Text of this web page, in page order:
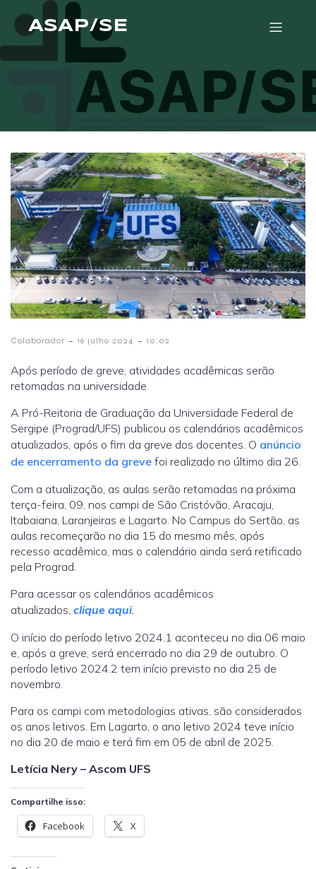
ASAP/SE
Colaborador - 16 julho 2024 - 10:02
Após período de greve, atividades acadêmicas serão
retomadas na universidade
A Pró-Reitoria de Graduação da Universidade Federal de
Sergipe (Prograd/UFS) publicou os calendários acadêmicos
atualizados, após o fim da greve dos docentes. O anúncio
de encerramento da greve foi realizado no último dia 26.
Com a atualização, as aulas serão retomadas na próxima
terça-feira, 09, nos campi de São Cristóvão, Aracaju,
Itabaiana, Laranjeiras e Lagarto. No Campus do Sertão, as
aulas recomeçarão no dia 15 do mesmo mês, após
recesso acadêmico, mas o calendário ainda será retificado
pela Prograd.
Para acessar os calendários acadêmicos
atualizados, clique aqui.
O início do período letivo 2024.1 aconteceu no dia 06 maio
e, após a greve, será encerrado no dia 29 de outubro. O
período letivo 2024.2 tem início previsto no dia 25 de
novembro.
Para os campi com metodologias ativas, são considerados
os anos letivos. Em Lagarto, o ano letivo 2024 teve início
no dia 20 de maio e terá fim em 05 de abril de 2025.
Letícia Nery – Ascom UFS
Compartilhe isso:
Facebook X